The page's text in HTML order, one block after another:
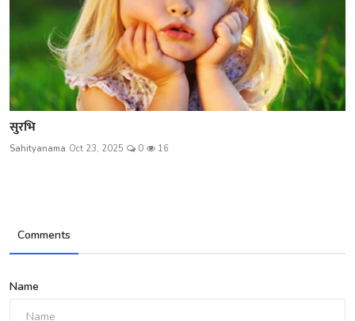
सुरभि
Sahityanama Oct 23, 2025 0 16
Comments
Name